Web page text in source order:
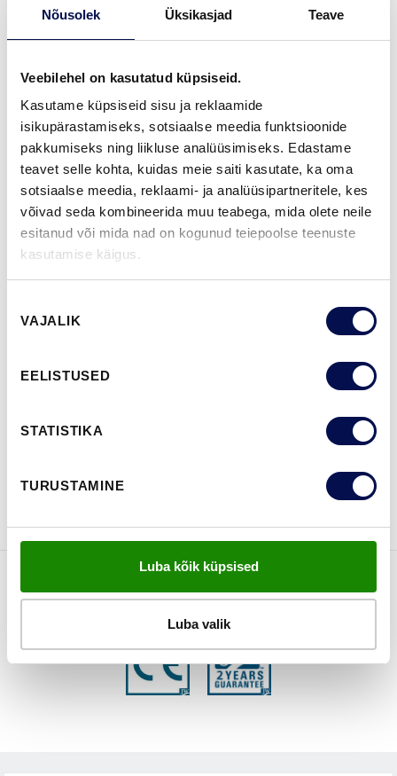
Nõusolek Üksikasjad Teave
Veebilehel on kasutatud küpsiseid.
Kasutame küpsiseid sisu ja reklaamide
isikupärastamiseks, sotsiaalse meedia funktsioonide
pakkumiseks ning liikluse analüüsimiseks. Edastame
teavet selle kohta, kuidas meie saiti kasutate, ka oma
sotsiaalse meedia, reklaami- ja analüüsipartneritele, kes
võivad seda kombineerida muu teabega, mida olete neile
esitanud või mida nad on kogunud teiepoolse teenuste
kasutamise käigus.
valik
VAJALIK
EELISTUSED
STATISTIKA
TURUSTAMINE
Luba kõik küpsised
Luba valik
GARANTII:
VIIMISTLUS (11)
NCS S0502-YNCS S0500-NNCS S3502-YNCS S7000-NNCS S9000-N
ROHKEM
BROŠÜÜRE
Võta meiega
ühendust
FUNKTSIOONID